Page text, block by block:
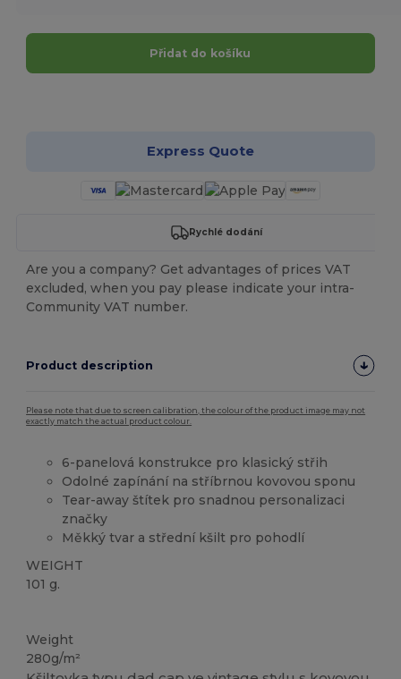
Přidat do košíku
Express Quote
Rychlé dodání
Are you a company? Get advantages of prices VAT
excluded, when you pay please indicate your intra-
Community VAT number.
Product description
Please note that due to screen calibration, the colour of the product image may not
exactly match the actual product colour.
6-panelová konstrukce pro klasický střih
Odolné zapínání na stříbrnou kovovou sponu
Tear-away štítek pro snadnou personalizaci
značky
Měkký tvar a střední kšilt pro pohodlí
WEIGHT
101 g.
Weight
280g/m²